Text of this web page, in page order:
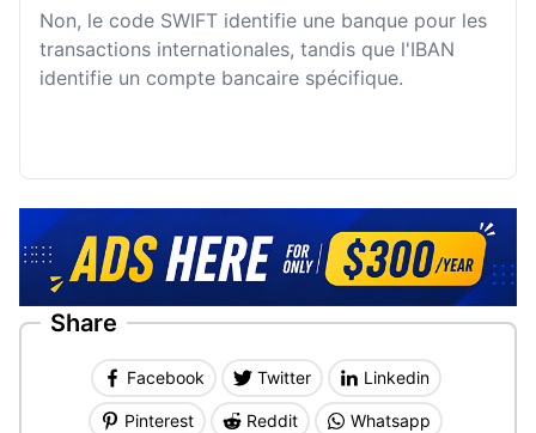
Non, le code SWIFT identifie une banque pour les
transactions internationales, tandis que l'IBAN
identifie un compte bancaire spécifique.
Share
Facebook Twitter Linkedin
Pinterest Reddit Whatsapp